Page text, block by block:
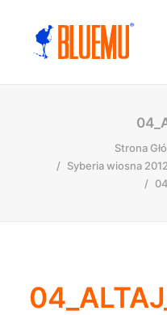
Strona
Syberia wiosna